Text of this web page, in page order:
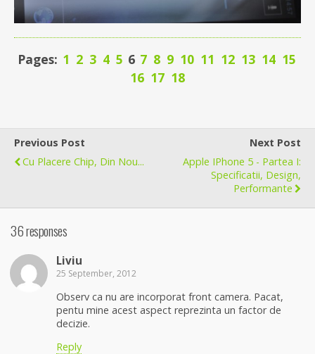
Pages: 1 2 3 4 5 6 7 8 9 10 11 12 13 14 15
16 17 18
Previous Post
Cu Placere Chip, Din Nou...
Next Post
Apple IPhone 5 - Partea I:
Specificatii, Design,
Performante
36 responses
Liviu
25 September, 2012
Observ ca nu are incorporat front camera. Pacat,
pentu mine acest aspect reprezinta un factor de
decizie.
Reply